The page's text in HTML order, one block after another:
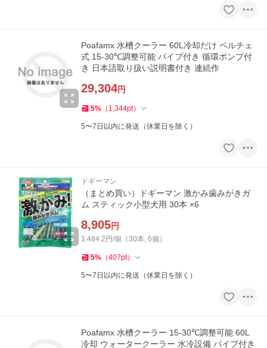
Poafamx 水槽クーラー 60L冷却だけ ペルチェ
式 15-30℃調整可能 パイプ付き 循環ポンプ付
き 日本語取り扱い説明書付き 連続作
29,304円
5% （ 1,344pt）
5〜7日以内に発送（休業日を除く）
ドギーマン
（まとめ買い）ドギーマン 激かみ歯みがきガ
ム スティック小型犬用 30本 ×6
8,905円
1,484.2円/個（30本, 6個）
5% （407pt）
5〜7日以内に発送（休業日を除く）
Poafamx 水槽クーラー 15-30℃調整可能 60L
冷却 ウォータークーラー 水冷設備 パイプ付き